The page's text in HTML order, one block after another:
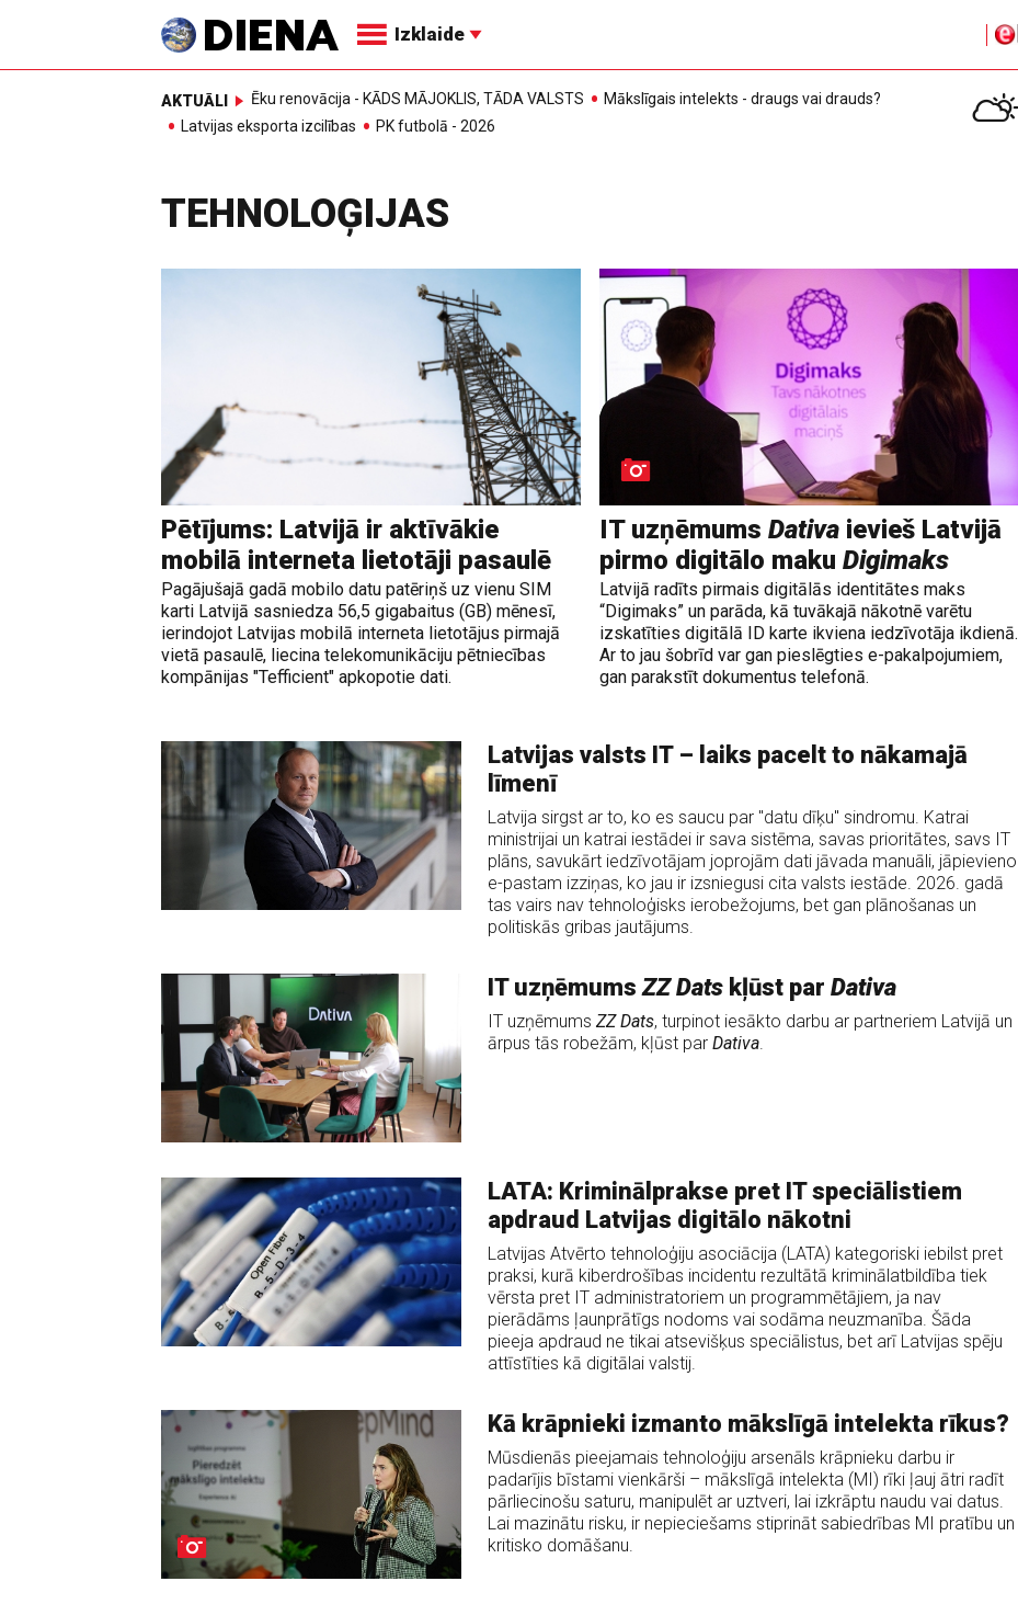
Izklaide
AKTUĀLI Ēku renovācija - KĀDS MĀJOKLIS, TĀDA VALSTS
Mākslīgais intelekts - draugs vai drauds?
Latvijas eksporta izcilības
PK futbolā - 2026
TEHNOLOĢIJAS
Pētījums: Latvijā ir aktīvākie
mobilā interneta lietotāji pasaulē
Pagājušajā gadā mobilo datu patēriņš uz vienu SIM
karti Latvijā sasniedza 56,5 gigabaitus (GB) mēnesī,
ierindojot Latvijas mobilā interneta lietotājus pirmajā
vietā pasaulē, liecina telekomunikāciju pētniecības
kompānijas "Tefficient" apkopotie dati.
IT uzņēmumsDativa ievieš Latvijā
pirmo digitālo makuDigimaks
Latvijā radīts pirmais digitālās identitātes maks
“Digimaks” un parāda, kā tuvākajā nākotnē varētu
izskatīties digitālā ID karte ikviena iedzīvotāja ikdienā.
Ar to jau šobrīd var gan pieslēgties e-pakalpojumiem,
gan parakstīt dokumentus telefonā.
Latvijas valsts IT – laiks pacelt to nākamajā
līmenī
Latvija sirgst ar to, ko es saucu par "datu dīķu" sindromu. Katrai
ministrijai un katrai iestādei ir sava sistēma, savas prioritātes, savs IT
plāns, savukārt iedzīvotājam joprojām dati jāvada manuāli, jāpievieno
e-pastam izziņas, ko jau ir izsniegusi cita valsts iestāde. 2026. gadā
tas vairs nav tehnoloģisks ierobežojums, bet gan plānošanas un
politiskās gribas jautājums.
IT uzņēmumsZZ Datskļūst par Dativa
IT uzņēmums ZZ Dats, turpinot iesākto darbu ar partneriem Latvijā un
ārpus tās robežām, kļūst par Dativa.
LATA: Kriminālprakse pret IT speciālistiem
apdraud Latvijas digitālo nākotni
Latvijas Atvērto tehnoloģiju asociācija (LATA) kategoriski iebilst pret
praksi, kurā kiberdrošības incidentu rezultātā kriminālatbildība tiek
vērsta pret IT administratoriem un programmētājiem, ja nav
pierādāms ļaunprātīgs nodoms vai sodāma neuzmanība. Šāda
pieeja apdraud ne tikai atsevišķus speciālistus, bet arī Latvijas spēju
attīstīties kā digitālai valstij.
Kā krāpnieki izmanto mākslīgā intelekta rīkus?
Mūsdienās pieejamais tehnoloģiju arsenāls krāpnieku darbu ir
padarījis bīstami vienkārši – mākslīgā intelekta (MI) rīki ļauj ātri radīt
pārliecinošu saturu, manipulēt ar uztveri, lai izkrāptu naudu vai datus.
Lai mazinātu risku, ir nepieciešams stiprināt sabiedrības MI pratību un
kritisko domāšanu.